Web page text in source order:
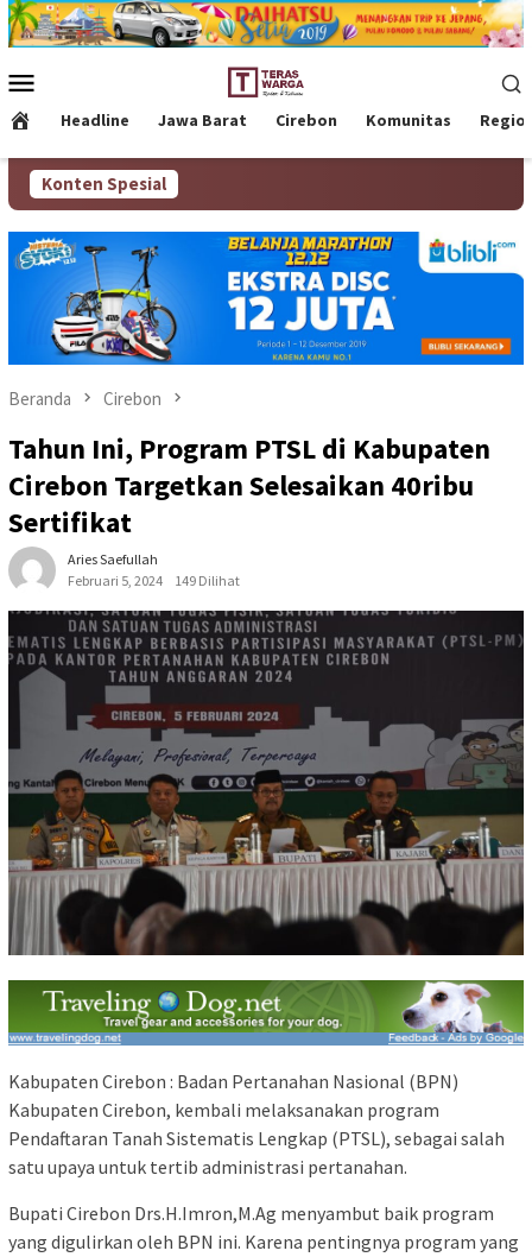
Loncat
ke
Mobile
Headline Jawa Barat Cirebon Komunitas
Konten Spesial
Beranda Cirebon
Tahun Ini, Program PTSL di Kabupaten
Cirebon Targetkan Selesaikan 40ribu
Sertifikat
Aries Saefullah
Februari 5, 2024
149 Dilihat
Kabupaten Cirebon : Badan Pertanahan Nasional (BPN)
Kabupaten Cirebon, kembali melaksanakan program
Pendaftaran Tanah Sistematis Lengkap (PTSL), sebagai salah
satu upaya untuk tertib administrasi pertanahan.
Bupati Cirebon Drs.H.Imron,M.Ag menyambut baik program
yang digulirkan oleh BPN ini. Karena pentingnya program yang